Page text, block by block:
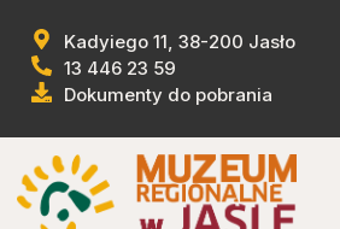
Kadyiego 11, 38-200 Jasło
13 446 23 59
Dokumenty do pobrania